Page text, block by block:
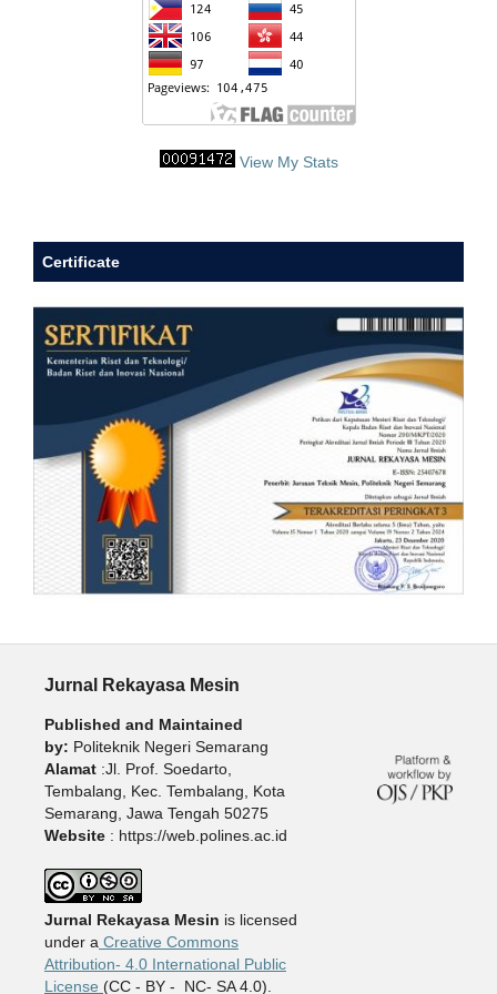
View My Stats
Certificate
Jurnal Rekayasa Mesin
Published and Maintained
by: Politeknik Negeri Semarang
Alamat:Jl. Prof. Soedarto,
Tembalang, Kec. Tembalang, Kota
Semarang, Jawa Tengah 50275
Website: https://web.polines.ac.id
Jurnal Rekayasa Mesin is licensed
under a Creative Commons
Attribution- 4.0 International Public
License (CC - BY - NC- SA 4.0).